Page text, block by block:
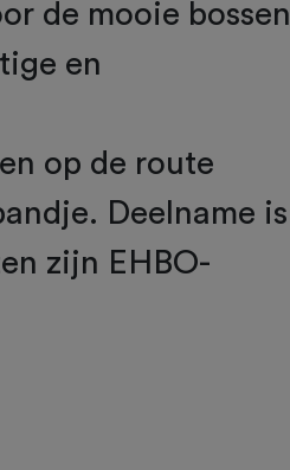
de mooie bossen
en
op de route
Deelname is
zijn EHBO-